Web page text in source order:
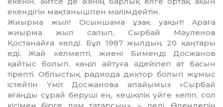
екендігін мақта­ныш­­пен мәлімдейтін.
Жиырма жыл! Осыншама ұзақ уақыт! Араға
жиырма жыл салып, Сырбай Мәуленов
Қостанайға келді. Бұл 1987 жылдың 20 қаңтары
еді. Жай келмепті, жиені Бименді Досжанов
қайтыс болып, көңіл ай­туға әдейілеп ат басын
тірепті. Облыстық радиода диктор болып жұмыс
істейтін Үміт Досжанова апайымыз «Сырбай
ағаңды сұрай беруші ең, кешкілік үйге келіп, сол